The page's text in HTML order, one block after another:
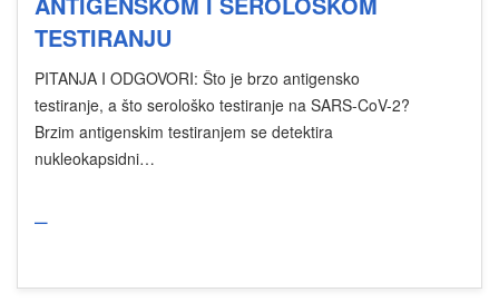
TESTIRANJU
PITANJA I ODGOVORI: Što je brzo antigensko
testiranje, a što serološko testiranje na SARS-CoV-2?
Brzim antigenskim testiranjem se detektira
nukleokapsidni…